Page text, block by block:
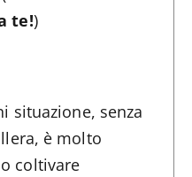
te!)
situazione, senza
è molto
coltivare